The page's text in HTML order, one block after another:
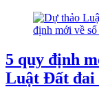
5 quy định
Luật Đất đai